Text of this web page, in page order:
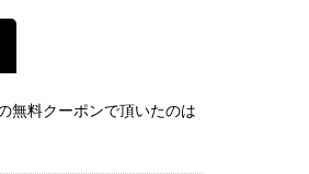
無料クーポンで頂いたのは